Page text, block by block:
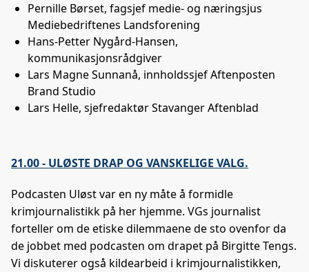
Pernille Børset, fagsjef medie- og næringsjus
Mediebedriftenes Landsforening
Hans-Petter Nygård-Hansen,
kommunikasjonsrådgiver
Lars Magne Sunnanå, innholdssjef Aftenposten
Brand Studio
Lars Helle, sjefredaktør Stavanger Aftenblad
21.00 - ULØSTE DRAP OG VANSKELIGE VALG.
Podcasten Uløst var en ny måte å formidle
krimjournalistikk på her hjemme. VGs journalist
forteller om de etiske dilemmaene de sto ovenfor da
de jobbet med podcasten om drapet på Birgitte Tengs.
Vi diskuterer også kildearbeid i krimjournalistikken,